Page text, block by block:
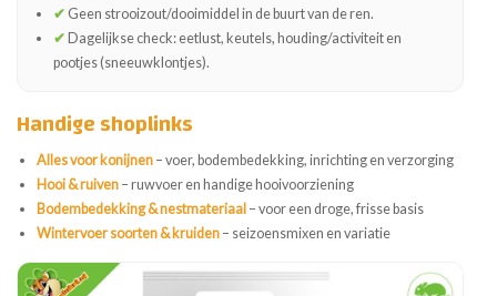
✔ Geen strooizout/dooimiddel in de buurt van de ren.
✔ Dagelijkse check: eetlust, keutels, houding/activiteit en
pootjes (sneeuwklontjes).
Handige shoplinks
Alles voor konijnen – voer, bodembedekking, inrichting en verzorging
Hooi & ruiven – ruwvoer en handige hooivoorziening
Bodembedekking & nestmateriaal – voor een droge, frisse basis
Wintervoer soorten & kruiden – seizoensmixen en variatie